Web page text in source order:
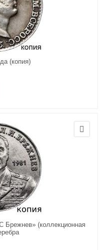
(копия)
Брежнев» (коллекционная